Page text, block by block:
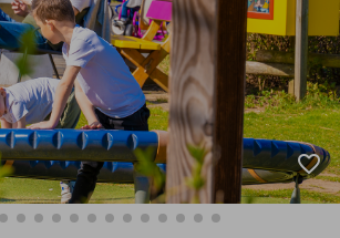
10+ miljoen leden
favorite_border